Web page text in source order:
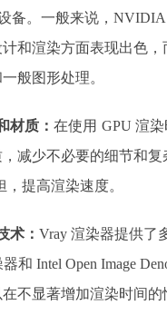
备。一般来说，NVIDIA
和渲染方面表现出色
般图形处理。
材质： 在使用 GPU 渲
减少不必要的细节和
提高渲染速度。
术： Vray 渲染器提供了
和 Intel Open Image
不显著增加渲染时间